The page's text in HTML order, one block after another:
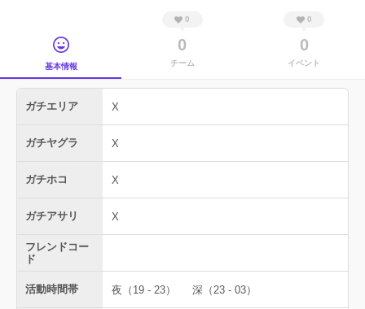
基本情報
0
0
チーム
0
0
イベント
ガチエリア X
ガチヤグラ X
ガチホコ X
ガチアサリ X
フレンドコー
ド
活動時間帯 夜（19 - 23） 深（23 - 03）